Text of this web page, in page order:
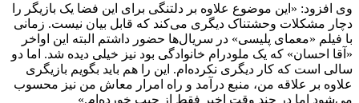
وی افزود: «این موضوع علاوه بر دلتنگی برای این فضا یک بازیگر را
دچار مشکلات وحشتناک دیگری می‌کند که قابل بیان نیست. زمانی
با فیلم «معمای پلیسی» در سریال‌ها حضور داشتم البته این اواخر
«آقا احسان» که یک ملودرام خانوادگی بود نیز خیلی دیده شد. اما دو
سالی است که کار دیگری نکرده‌ام. این را هم باید بگویم بازیگری
علاوه بر علاقه من، منبع درآمد و راه امرار معاش من نیز محسوب
می‌شود اما در چند وقت اخیر فقط از جیب خورده‌ام.»